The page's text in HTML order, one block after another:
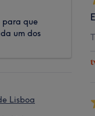
para que
um dos
Lisboa